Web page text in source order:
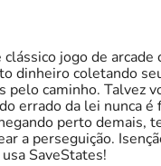
jogo de
dinheiro coletando
pelo caminho. Talvez
errado da lei nunca é
perto demais,
a perseguição.
SaveStates!